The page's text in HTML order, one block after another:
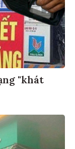
"khát